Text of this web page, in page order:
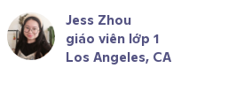
Jess Zhou
giáo viên lớp 1
Los Angeles, CA